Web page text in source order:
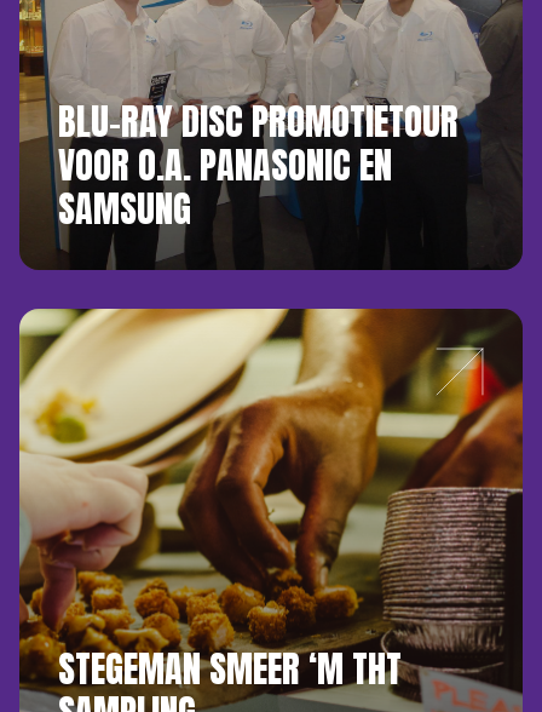
BLU-RAY DISC PROMOTIETOUR
VOOR O.A. PANASONIC EN
SAMSUNG
STEGEMAN SMEER ‘M THT